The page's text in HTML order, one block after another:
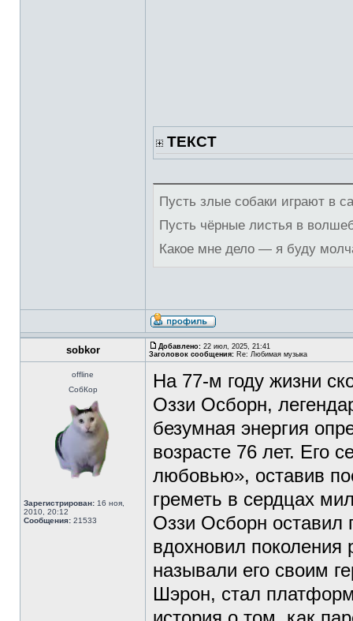
ТЕКСТ
Пусть злые собаки играют в
Пусть чёрные листья в
Какое мне дело — я буду
sobkor Добавлено: 22 июл, 2025, 21:41
Заголовок сообщения: Re: Любимая музыка
offline
СобКор
Зарегистрирован: 16 ноя,
2010, 20:12
Сообщения: 21533
На 77-м году жизни
Оззи Осборн,
безумная энергия
возрасте 76 лет. Его
любовью», оставив
греметь в сердцах
Оззи Осборн
вдохновил поколения
называли его своим
Шэрон, стал